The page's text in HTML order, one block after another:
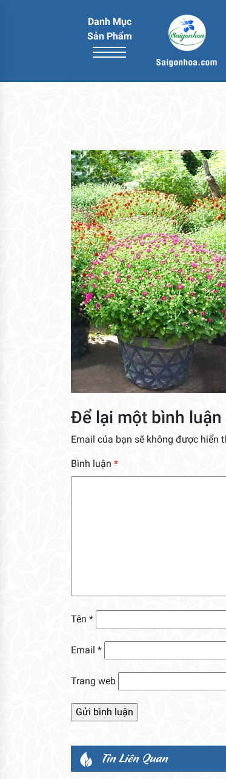
Danh Mục
Sản Phẩm
Để lại một bình luận
Email của bạn sẽ không được hiển
Bình luận *
Tên *
Email *
Trang web
Tin Liên Quan